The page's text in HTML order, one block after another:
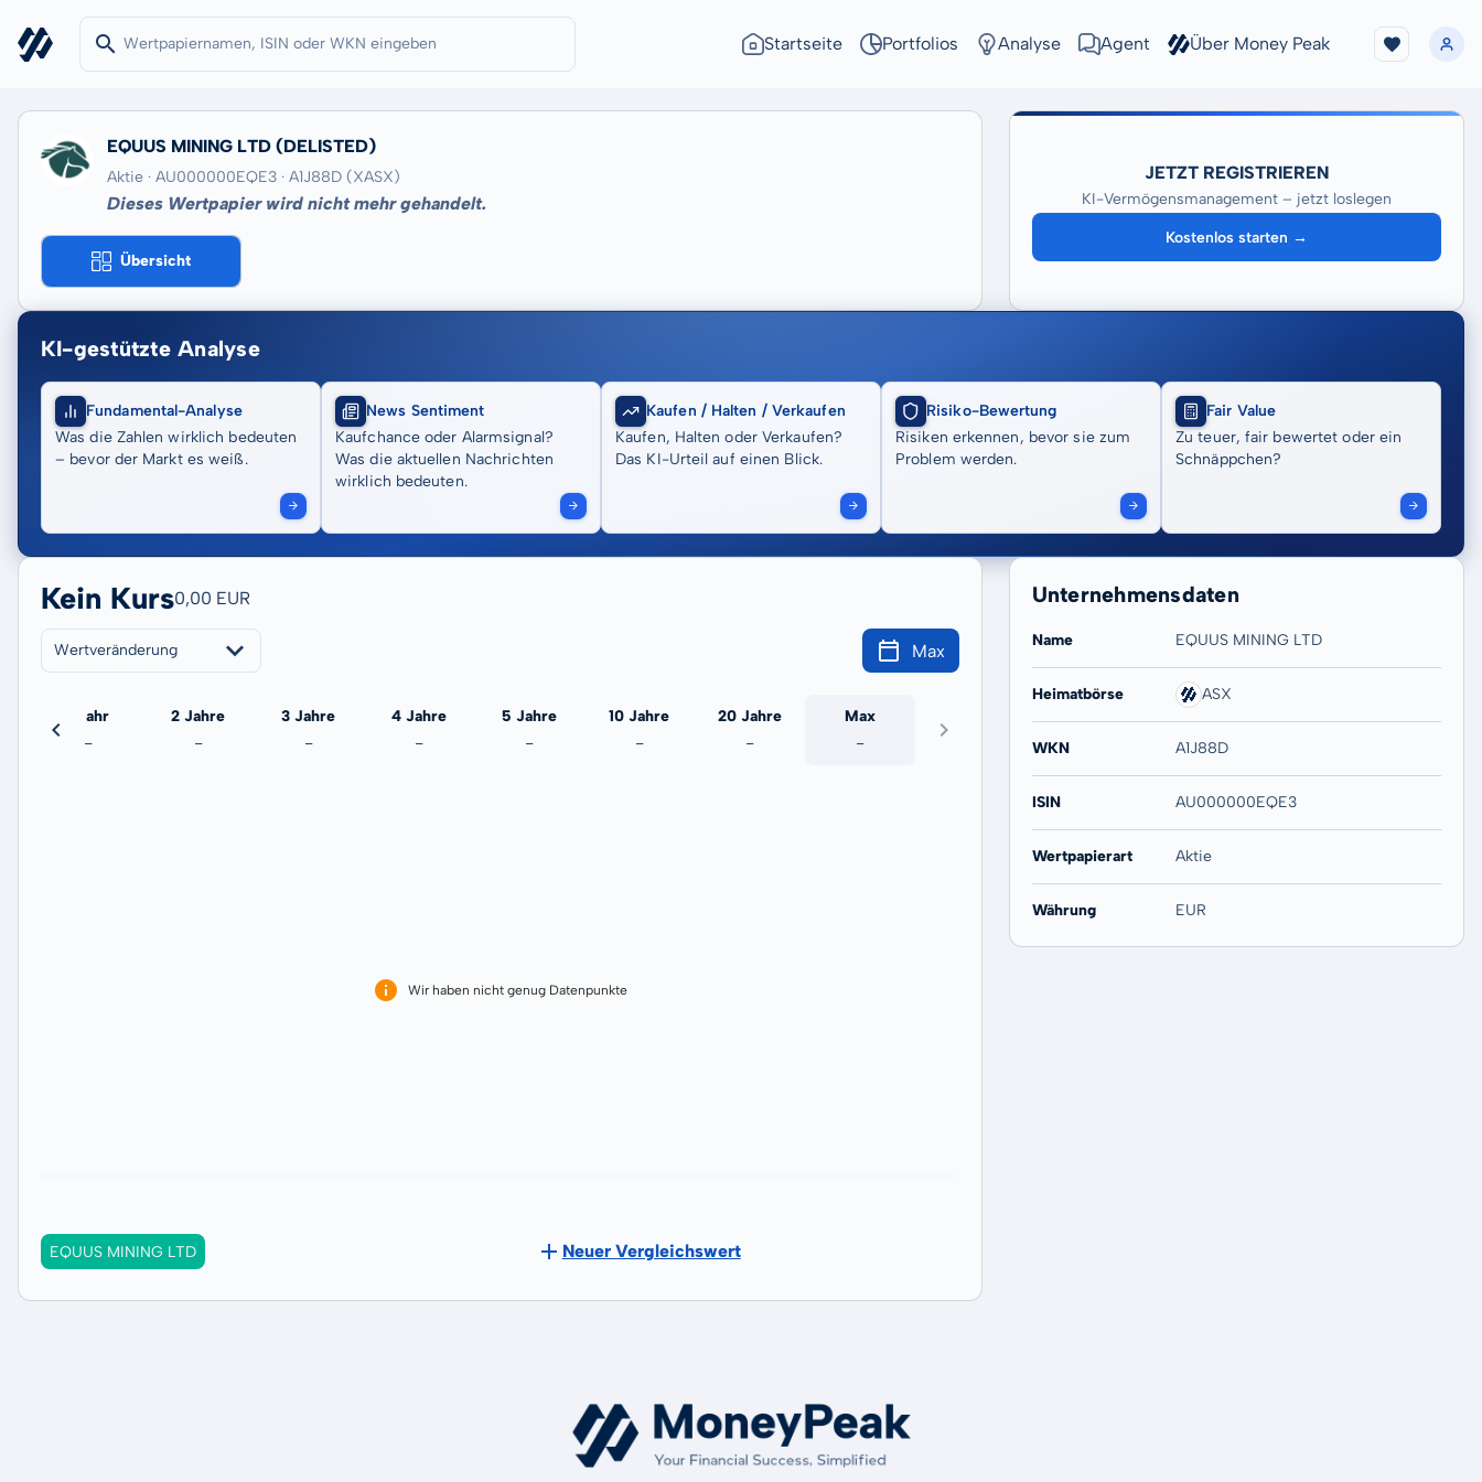
Startseite Portfolios Analyse Agent Über Money Peak
EQUUS MINING LTD (DELISTED)
Aktie · AU000000EQE3 · A1J88D (XASX)
Dieses Wertpapier wird nicht mehr gehandelt.
Übersicht
JETZT REGISTRIEREN
KI-Vermögensmanagement – jetzt loslegen
Kostenlos starten →
KI-gestützte Analyse
Fundamental-Analyse
Was die Zahlen wirklich bedeuten
– bevor der Markt es weiß.
News Sentiment
Kaufchance oder Alarmsignal?
Was die aktuellen Nachrichten
wirklich bedeuten.
Kaufen / Halten / Verkaufen
Kaufen, Halten oder Verkaufen?
Das KI-Urteil auf einen Blick.
Risiko-Bewertung
Risiken erkennen, bevor sie zum
Problem werden.
Fair Value
Zu teuer, fair bewertet oder ein
Schnäppchen?
Kein Kurs0,00 EUR
Wertveränderung Max
1 Jahr
-
2 Jahre
-
3 Jahre
-
4 Jahre
-
5 Jahre
-
10 Jahre
-
20 Jahre
-
Max
-
Wir haben nicht genug Datenpunkte
EQUUS MINING LTD Neuer Vergleichswert
Unternehmensdaten
Name EQUUS MINING LTD
Heimatbörse ASX
WKN A1J88D
ISIN AU000000EQE3
Wertpapierart Aktie
Währung EUR